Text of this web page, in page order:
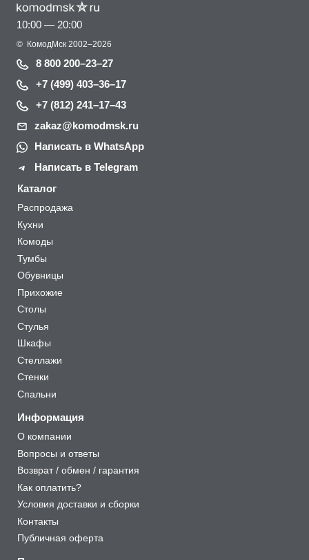
10:00 — 20:00
© КомодМск 2002–2026
8 800 200–23–27
+7 (499) 403–36–17
+7 (812) 241–17–43
zakaz@komodmsk.ru
Написать в WhatsApp
Написать в Telegram
Каталог
Распродажа
Кухни
Комоды
Тумбы
Обувницы
Прихожие
Столы
Стулья
Шкафы
Стеллажи
Стенки
Спальни
Информация
О компании
Вопросы и ответы
Возврат / обмен / гарантия
Как оплатить?
Условия доставки и сборки
Контакты
Публичная оферта